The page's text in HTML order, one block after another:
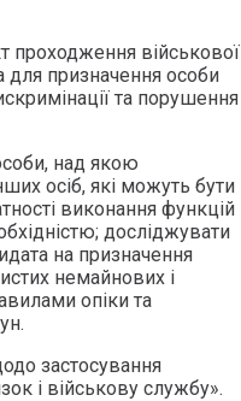
військової
призначення особи
та порушення
над якою
осіб, які можуть бути
виконання функцій
досліджувати
на призначення
немайнових і
опіки та
застосування
і військову службу».